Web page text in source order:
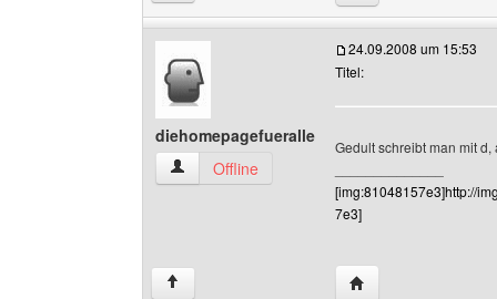
diehomepagefueralle
diehomepagefueralle Benutzer-Profile
Offline
24.09.2008 um 15:53
Titel:
Gedult schreibt man mit d,
[img:81048157e3]http://
7e3]
↑ Website dieses